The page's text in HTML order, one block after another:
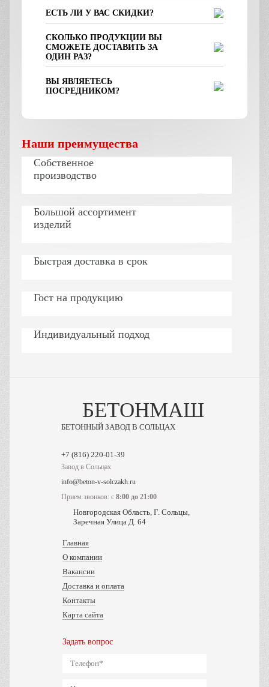
ЕСТЬ ЛИ У ВАС СКИДКИ?
СКОЛЬКО ПРОДУКЦИИ ВЫ
СМОЖЕТЕ ДОСТАВИТЬ ЗА
ОДИН РАЗ?
ВЫ ЯВЛЯЕТЕСЬ
ПОСРЕДНИКОМ?
Наши преимущества
Собственное
производство
Большой ассортимент
изделий
Быстрая доставка в срок
Гост на продукцию
Индивидуальный подход
БЕТОНМАШ
БЕТОННЫЙ ЗАВОД В СОЛЬЦАХ
Завод в Сольцах
info@beton-v-solczakh.ru
Прием звонков: с 8:00 до 21:00
Новгородская Область, Г. Сольцы,
Заречная Улица Д. 64
Главная
О компании
Вакансии
Доставка и оплата
Контакты
Карта сайта
Задать вопрос